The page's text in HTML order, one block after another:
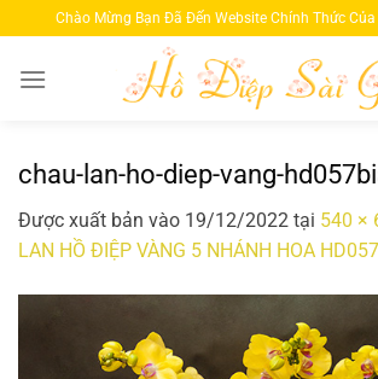
qua
nội
Chào Mừng Bạn Đã Đến Website Chính Thức Của
chau-lan-ho-diep-vang-
Được xuất bản vào 19/12/2022 tại 540 ×
LAN HỒ ĐIỆP VÀNG 5 NHÁNH HOA HD057